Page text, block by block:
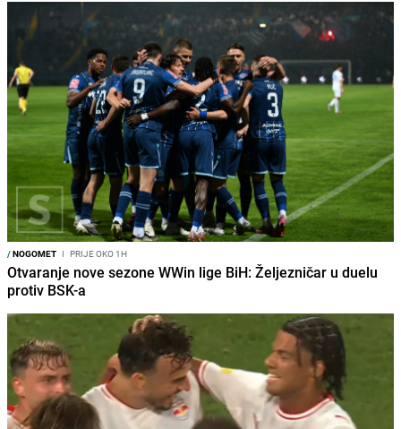
/NOGOMET I PRIJE OKO 1H
Otvaranje nove sezone WWin lige BiH: Željezničar u duelu
protiv BSK-a